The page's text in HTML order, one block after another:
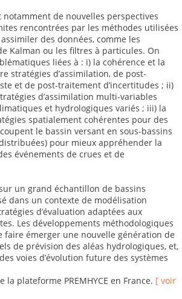
de nouvelles perspectives
rencontrées par les méthodes utilisées
des données, comme les
Kalman ou les filtres à particules. On
liées à : i) la cohérence et la
stratégies d’assimilation, de post-
et de post-traitement d’incertitudes ; ii)
d’assimilation multi-variables
et hydrologiques variés ; iii) la
spatialement cohérentes pour des
le bassin versant en sous-bassins
pour mieux appréhender la
événements de crues et de
un grand échantillon de bassins
dans un contexte de modélisation
d’évaluation adaptées aux
Les développements méthodologiques
émerger une nouvelle génération de
de prévision des aléas hydrologiques, et,
voies d’évolution future des systèmes
la plateforme PREMHYCE en France. [ voir